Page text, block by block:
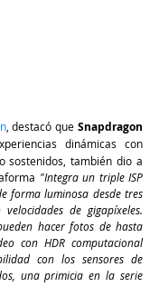
, destacó que Snapdragon
dinámicas con
sostenidos, también dio a
"Integra un triple ISP
forma luminosa desde tres
de gigapíxeles.
hacer fotos de hasta
con HDR computacional
con los sensores de
una primicia en la serie